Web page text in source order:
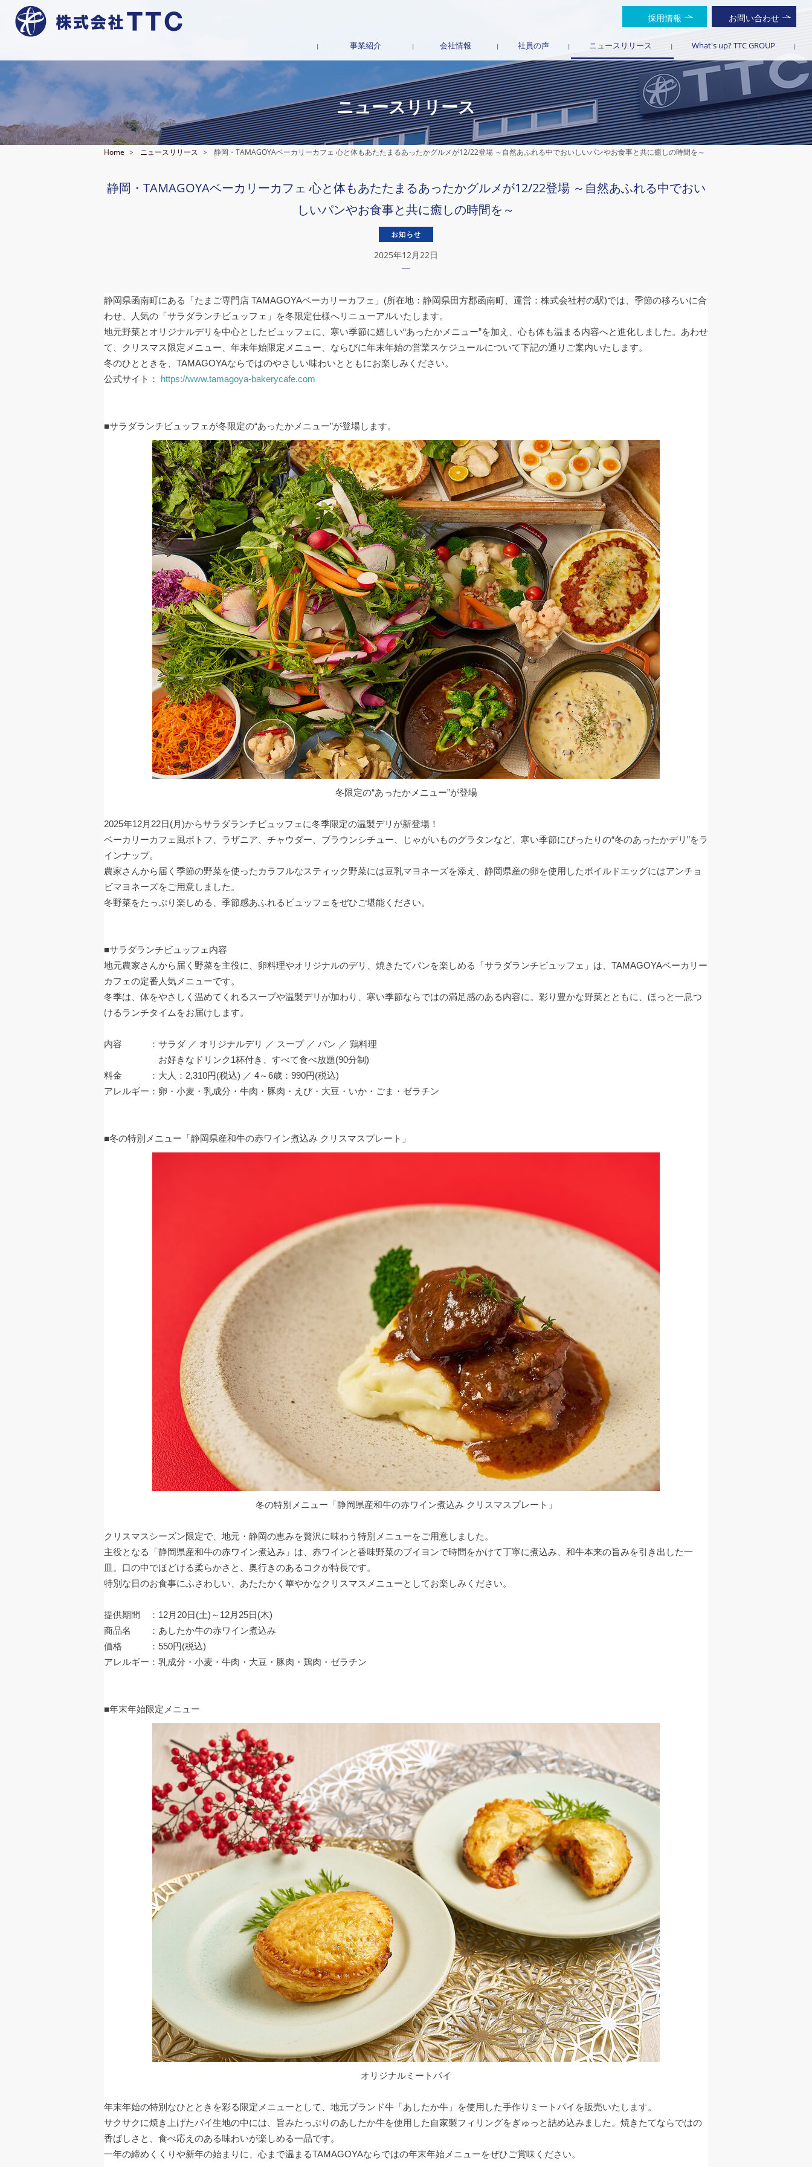
採用情報 お問い合わせ
事業紹介 会社情報
会社概要
経営理念
社長挨拶
TTCグループ企業
地域ブランド店舗
社員の声 ニュースリリース What's up? TTC GROUP
ニュースリリース
Home ニュースリリース 静岡・TAMAGOYAベーカリーカフェ 心と体もあたたまるあったかグルメが12/22登場 ～自然あふれる中でおいしいパンやお食事と共に癒しの時間を～
静岡・TAMAGOYAベーカリーカフェ 心と体もあたたまるあったかグルメが12/22登場 ～自然あふれる中でおい
しいパンやお食事と共に癒しの時間を～
2025年12月22日
静岡県函南町にある「たまご専門店 TAMAGOYAベーカリーカフェ」(所在地：静岡県田方郡函南町、運営：株式会社村の駅)では、季節の移ろいに合
わせ、人気の「サラダランチビュッフェ」を冬限定仕様へリニューアルいたします。
地元野菜とオリジナルデリを中心としたビュッフェに、寒い季節に嬉しい“あったかメニュー”を加え、心も体も温まる内容へと進化しました。あわせ
て、クリスマス限定メニュー、年末年始限定メニュー、ならびに年末年始の営業スケジュールについて下記の通りご案内いたします。
冬のひとときを、TAMAGOYAならではのやさしい味わいとともにお楽しみください。
公式サイト：
https://www.tamagoya-bakerycafe.com
■サラダランチビュッフェが冬限定の“あったかメニュー”が登場します。
冬限定の“あったかメニュー”が登場
2025年12月22日(月)からサラダランチビュッフェに冬季限定の温製デリが新登場！
ベーカリーカフェ風ポトフ、ラザニア、チャウダー、ブラウンシチュー、じゃがいものグラタンなど、寒い季節にぴったりの“冬のあったかデリ”をラ
インナップ。
農家さんから届く季節の野菜を使ったカラフルなスティック野菜には豆乳マヨネーズを添え、静岡県産の卵を使用したボイルドエッグにはアンチョ
ビマヨネーズをご用意しました。
冬野菜をたっぷり楽しめる、季節感あふれるビュッフェをぜひご堪能ください。
■サラダランチビュッフェ内容
地元農家さんから届く野菜を主役に、卵料理やオリジナルのデリ、焼きたてパンを楽しめる「サラダランチビュッフェ」は、TAMAGOYAベーカリー
カフェの定番人気メニューです。
冬季は、体をやさしく温めてくれるスープや温製デリが加わり、寒い季節ならではの満足感のある内容に。彩り豊かな野菜とともに、ほっと一息つ
けるランチタイムをお届けします。
内容 ：サラダ ／ オリジナルデリ ／ スープ ／ パン ／ 鶏料理
お好きなドリンク1杯付き、すべて食べ放題(90分制)
料金 ：大人：2,310円(税込) ／ 4～6歳：990円(税込)
アレルギー：卵・小麦・乳成分・牛肉・豚肉・えび・大豆・いか・ごま・ゼラチン
■冬の特別メニュー「静岡県産和牛の赤ワイン煮込み クリスマスプレート」
冬の特別メニュー「静岡県産和牛の赤ワイン煮込み クリスマスプレート」
クリスマスシーズン限定で、地元・静岡の恵みを贅沢に味わう特別メニューをご用意しました。
主役となる「静岡県産和牛の赤ワイン煮込み」は、赤ワインと香味野菜のブイヨンで時間をかけて丁寧に煮込み、和牛本来の旨みを引き出した一
皿。口の中でほどける柔らかさと、奥行きのあるコクが特長です。
特別な日のお食事にふさわしい、あたたかく華やかなクリスマスメニューとしてお楽しみください。
提供期間 ：12月20日(土)～12月25日(木)
商品名 ：あしたか牛の赤ワイン煮込み
価格 ：550円(税込)
アレルギー：乳成分・小麦・牛肉・大豆・豚肉・鶏肉・ゼラチン
■年末年始限定メニュー
オリジナルミートパイ
年末年始の特別なひとときを彩る限定メニューとして、地元ブランド牛「あしたか牛」を使用した手作りミートパイを販売いたします。
サクサクに焼き上げたパイ生地の中には、旨みたっぷりのあしたか牛を使用した自家製フィリングをぎゅっと詰め込みました。焼きたてならではの
香ばしさと、食べ応えのある味わいが楽しめる一品です。
一年の締めくくりや新年の始まりに、心まで温まるTAMAGOYAならではの年末年始メニューをぜひご賞味ください。